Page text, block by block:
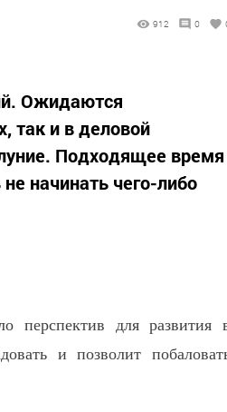
912 0
Ожидаются
так и в деловой
Подходящее время
начинать чего-либо
перспектив для развития
и позволит